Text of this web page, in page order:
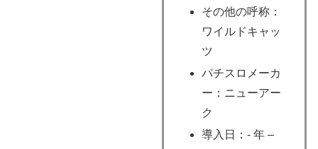
その他の呼称：
ワイルドキャッ
ツ
パチスロメーカ
ー：ニューアー
ク
導入日：- 年 –